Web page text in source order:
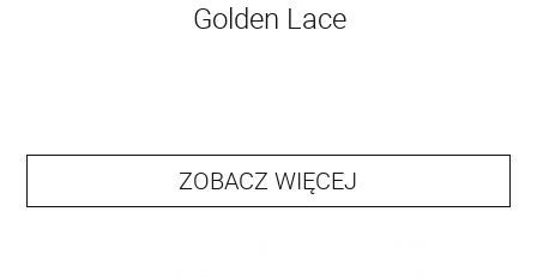
Golden Lace
ZOBACZ WIĘCEJ